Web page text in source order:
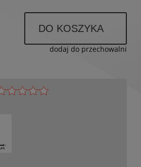
DO KOSZYKA
dodaj do przechowalni